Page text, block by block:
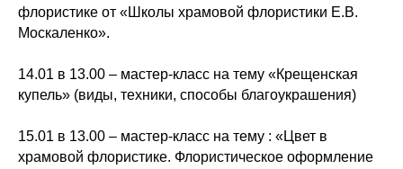
флористике от «Школы храмовой флористики Е.В.
Москаленко».
14.01 в 13.00 – мастер-класс на тему «Крещенская
купель» (виды, техники, способы благоукрашения)
15.01 в 13.00 – мастер-класс на тему : «Цвет в
храмовой флористике. Флористическое оформление